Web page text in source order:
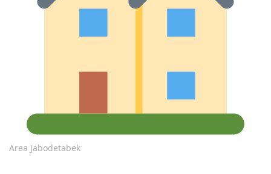
Area Jabodetabek